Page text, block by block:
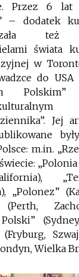
Przez 6 lat
– dodatek
świata
w
do USA
Jej
m.in.
„Polonez”
(Perth,
Wielka